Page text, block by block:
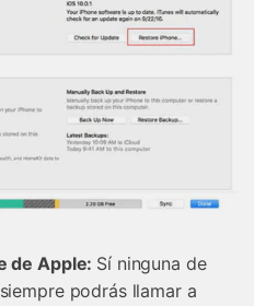
de Apple: Sí ninguna de
podrás llamar a